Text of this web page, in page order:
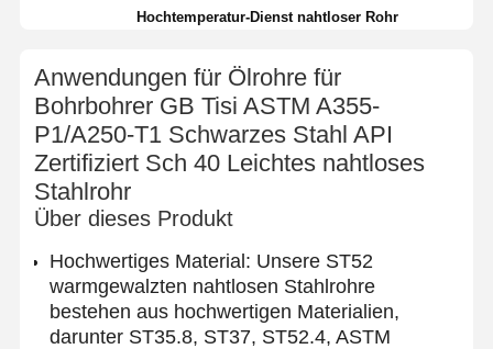
Hochtemperatur-Dienst nahtloser Rohr
Anwendungen für Ölrohre für
Bohrbohrer GB Tisi ASTM A355-
P1/A250-T1 Schwarzes Stahl API
Zertifiziert Sch 40 Leichtes nahtloses
Stahlrohr
Über dieses Produkt
Hochwertiges Material: Unsere ST52
warmgewalzten nahtlosen Stahlrohre
bestehen aus hochwertigen Materialien,
darunter ST35.8, ST37, ST52.4, ASTM